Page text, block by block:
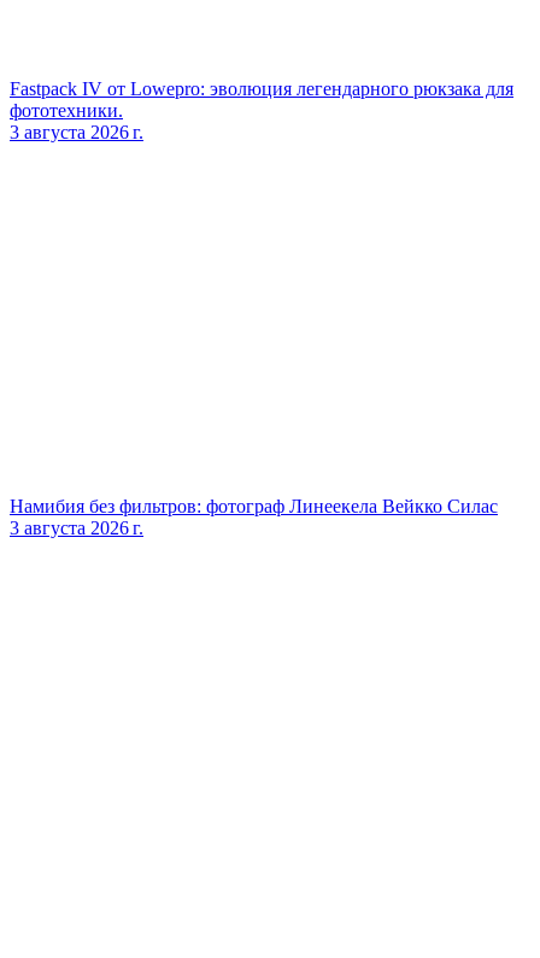
Fastpack IV от Lowepro: эволюция легендарного рюкзака для
фототехники.
3 августа 2026 г.
Намибия без фильтров: фотограф Линеекела Вейкко Силас
3 августа 2026 г.